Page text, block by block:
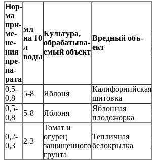
Нор­
ма
при­
ме­
не­
ния
пре­
па­
ра­та
мл
на 10
л
воды
Куль­ту­ра,
об­ра­ба­ты­ва­
емый объ­ект
Вред­ный объ­
ект
0,5-
0,8
5-8 Яблоня
Калифорнийская
щитовка
0,5-
0,8
5-8 Яблоня
Яблонная
плодожорка
0,2-
0,3
2-3
Томат и
огурец
защищенного
грунта
Тепличная
белокрылка